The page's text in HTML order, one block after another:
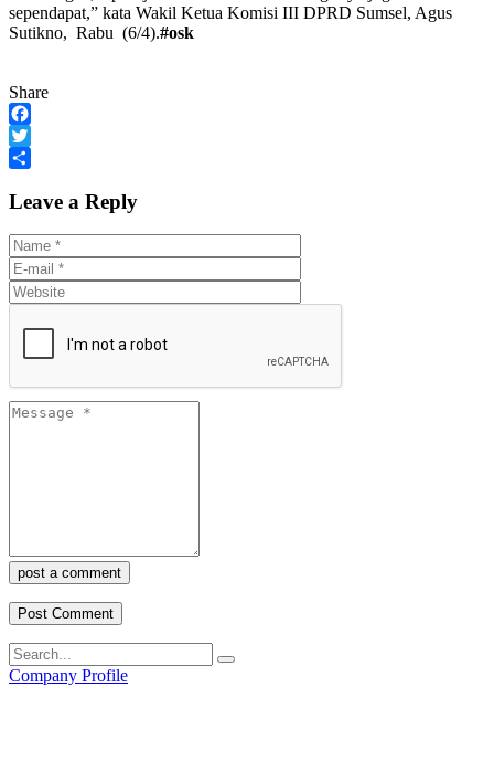
sependapat,” kata Wakil Ketua Komisi III DPRD Sumsel, Agus
Sutikno, Rabu (6/4).#osk
Share
Facebook
Twitter
Leave a Reply
post a comment
Company Profile